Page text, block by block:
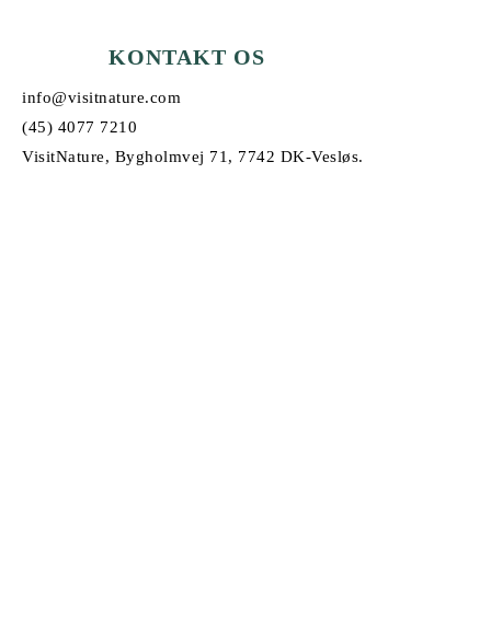
KONTAKT OS
info@visitnature.com
(45) 4077 7210
VisitNature, Bygholmvej 71, 7742 DK-Vesløs.